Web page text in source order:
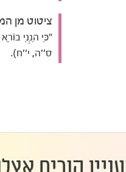
ציטוט מן
"כִּי הִנְנִי
ס''ה, י''ח).